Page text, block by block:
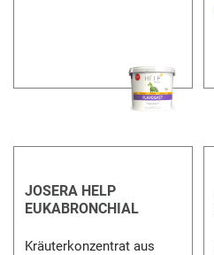
JOSERA HELP
EUKABRONCHIAL
Kräuterkonzentrat aus